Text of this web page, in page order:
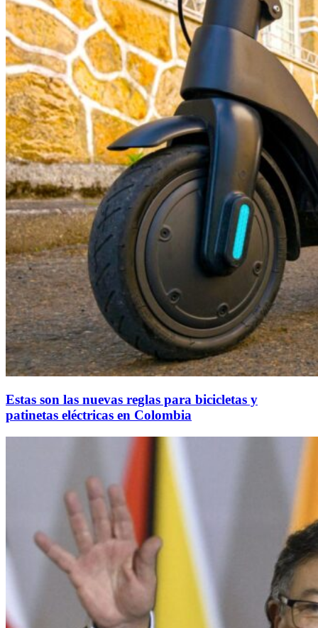
Estas son las nuevas reglas para bicicletas y
patinetas eléctricas en Colombia